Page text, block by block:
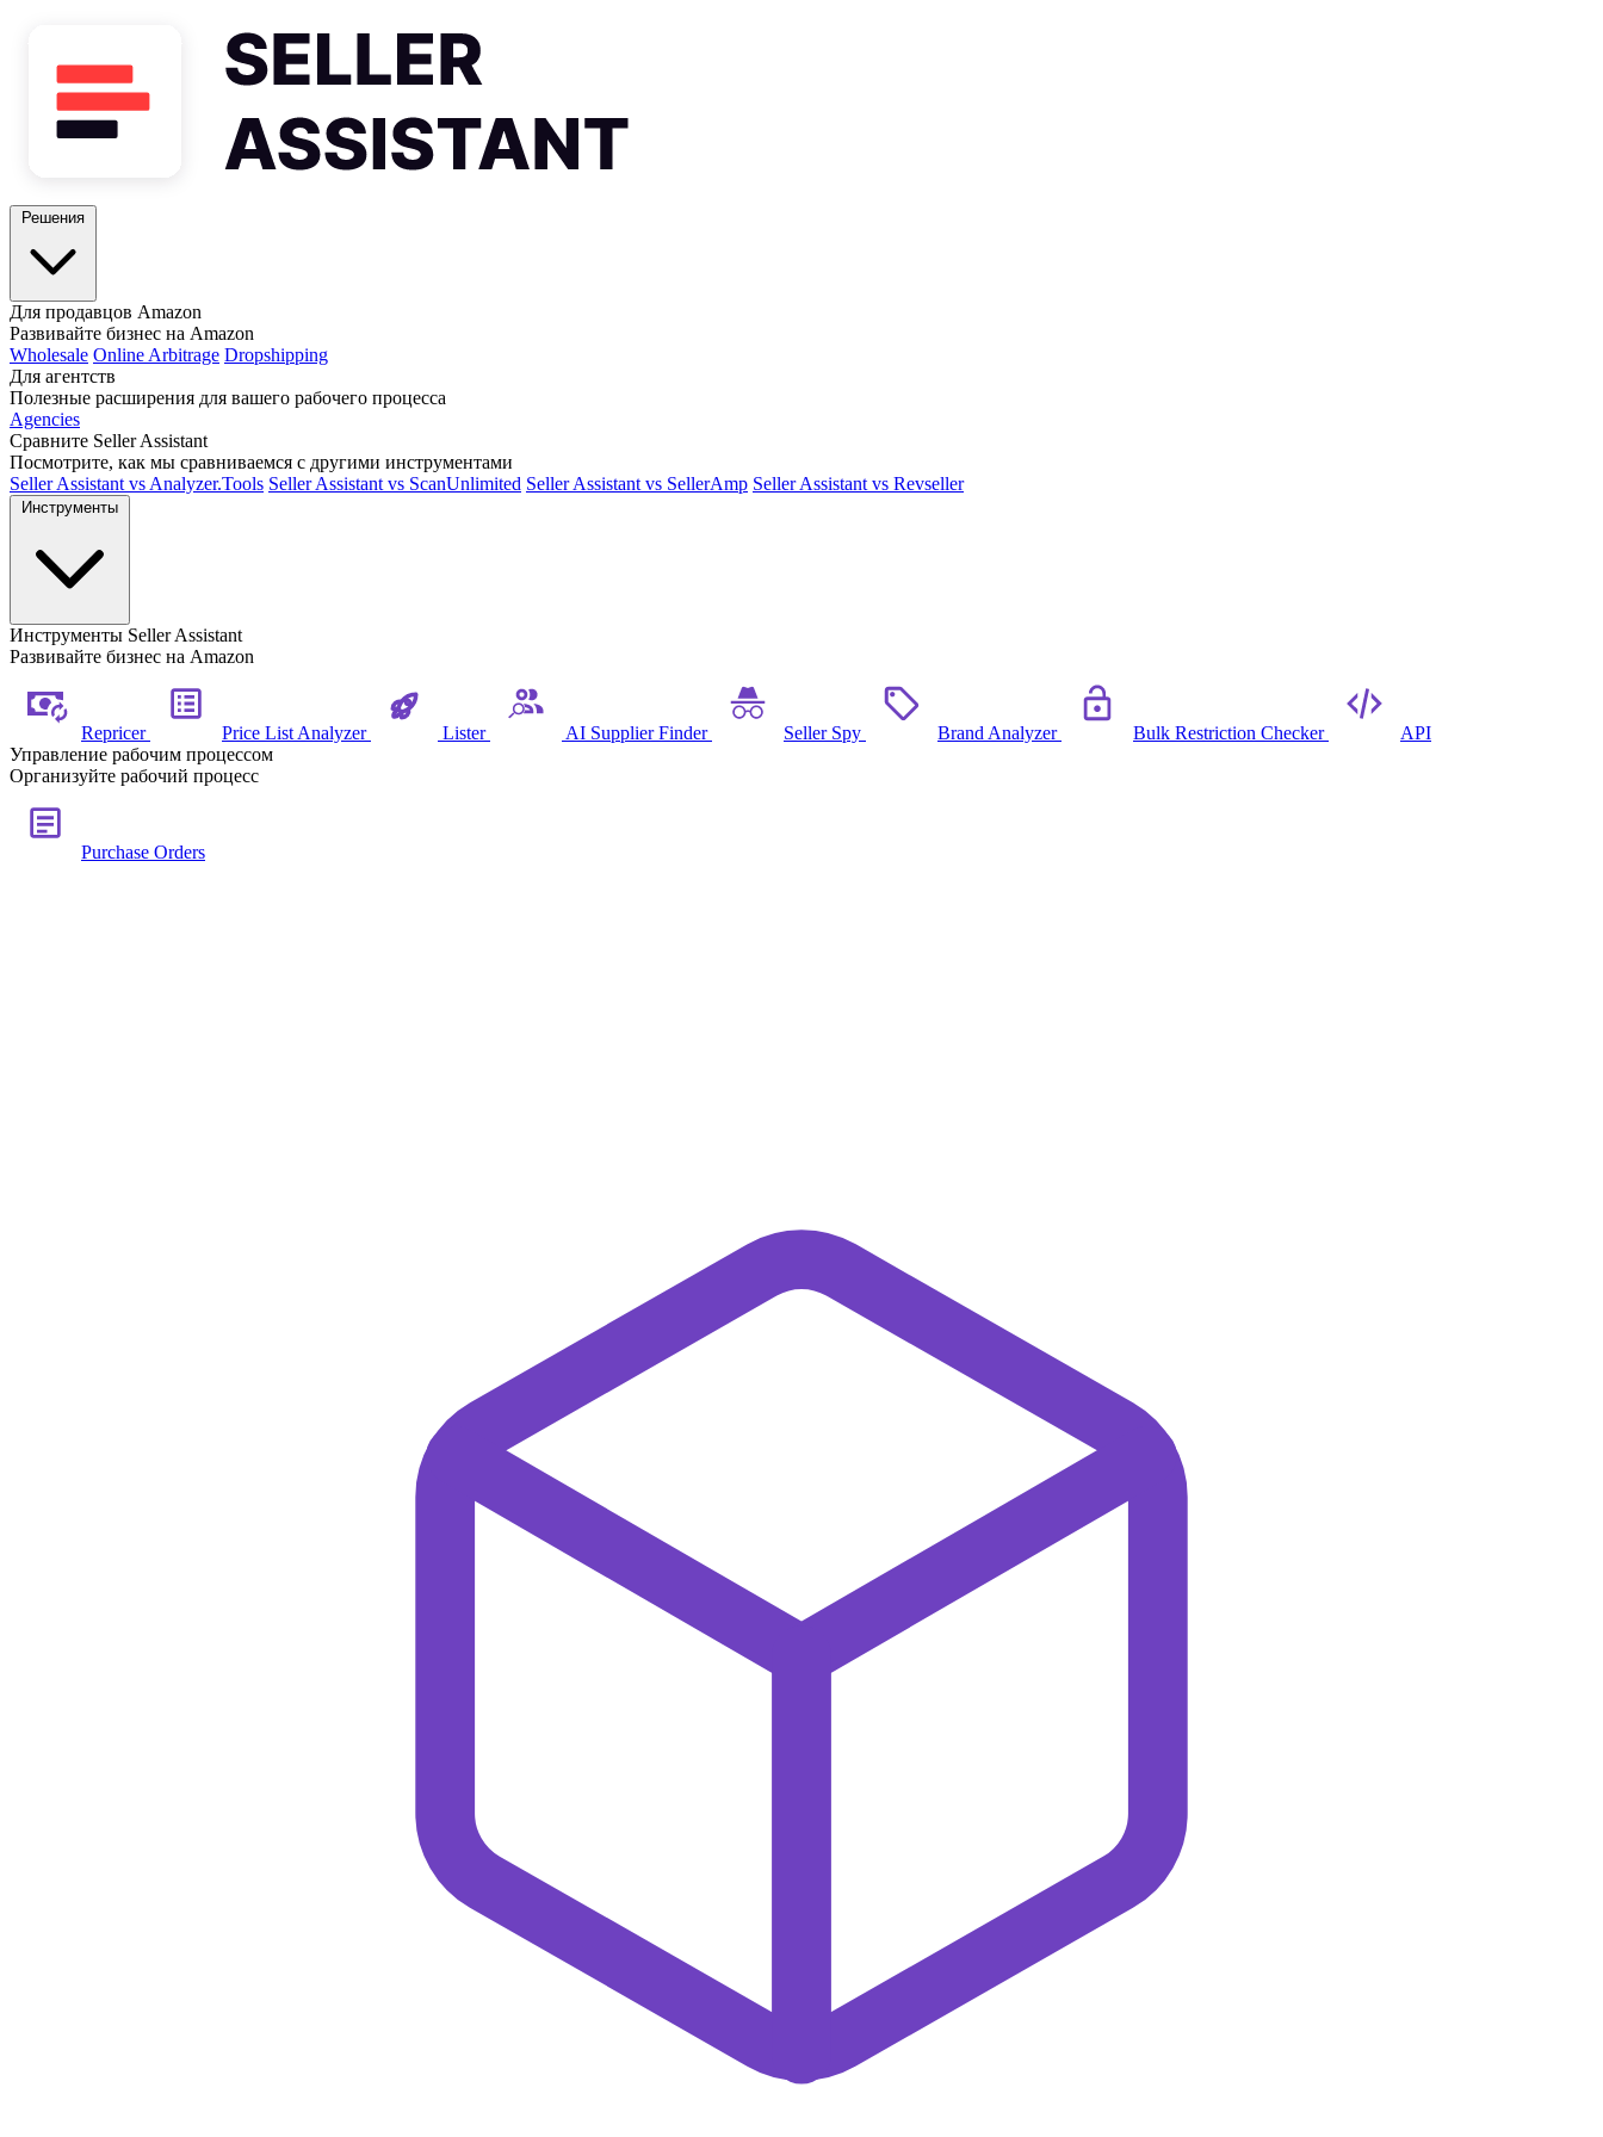
Для продавцов Amazon
Развивайте бизнес на Amazon
Wholesale Online Arbitrage Dropshipping
Для агентств
Полезные расширения для вашего рабочего процесса
Agencies
Сравните Seller Assistant
Посмотрите, как мы сравниваемся с другими инструментами
Seller Assistant vs Analyzer.Tools Seller Assistant vs ScanUnlimited Seller Assistant vs SellerAmp Seller Assistant vs Revseller
Инструменты Seller Assistant
Развивайте бизнес на Amazon
Repricer Price List Analyzer Lister AI Supplier Finder Seller Spy Brand Analyzer Bulk Restriction Checker
API
Управление рабочим процессом
Организуйте рабочий процесс
Purchase Orders